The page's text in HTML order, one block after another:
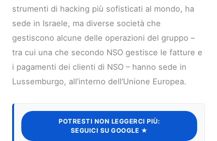
strumenti di hacking più sofisticati al mondo, ha
sede in Israele, ma diverse società che
gestiscono alcune delle operazioni del gruppo –
tra cui una che secondo NSO gestisce le fatture e
i pagamenti dei clienti di NSO – hanno sede in
Lussemburgo, all’interno dell’Unione Europea.
POTRESTI NON LEGGERCI PIÙ:
SEGUICI SU GOOGLE ★